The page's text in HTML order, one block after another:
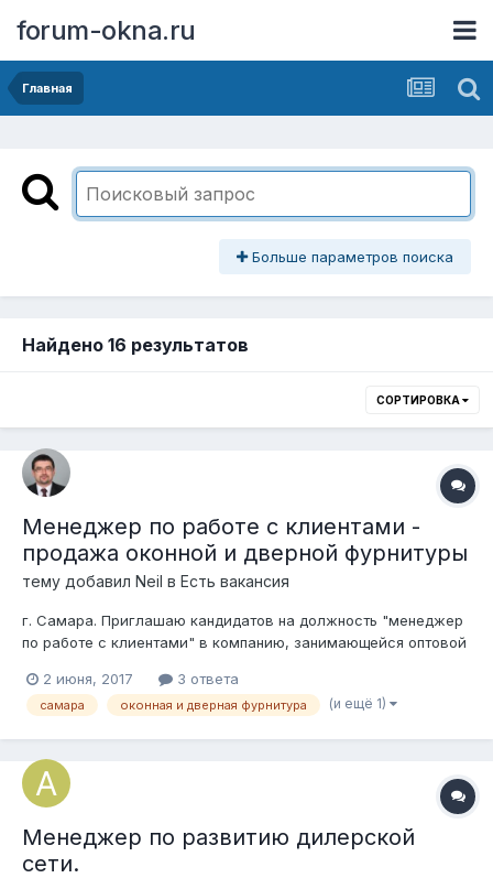
forum-okna.ru
Главная
Больше параметров поиска
Найдено 16 результатов
СОРТИРОВКА
Менеджер по работе с клиентами -
продажа оконной и дверной фурнитуры
тему добавил Neil в Есть вакансия
г. Самара. Приглашаю кандидатов на должность "менеджер
по работе с клиентами" в компанию, занимающейся оптовой
монтажа окон и дверей (оконная и дверная фурнитура,
крепеж, монтажные материалы, комплектующие для
2 июня, 2017 3 ответа
самара оконная и дверная фурнитура (и ещё 1)
Менеджер по развитию дилерской
сети.